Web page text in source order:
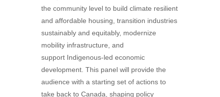
the community level to build climate resilient
and affordable housing, transition industries
sustainably and equitably, modernize
mobility infrastructure and
support Indigenous-led economic
development. This panel will provide the
audience with a starting set of actions to
take back to Canada, shaping policy